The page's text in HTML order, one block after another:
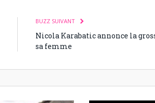
BUZZ SUIVANT
Nicola Karabatic annonce la
sa femme